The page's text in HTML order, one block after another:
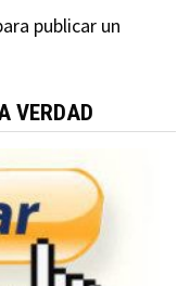
publicar un
VERDAD